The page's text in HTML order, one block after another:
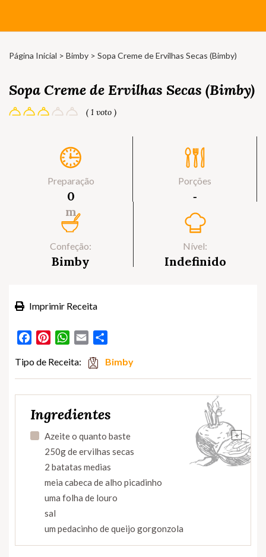
Página Inicial > Bimby > Sopa Creme de Ervilhas Secas (Bimby)
Sopa Creme de Ervilhas Secas (Bimby)
( 1 voto )
Preparação
0
m
Porções
‐
Confeção:
Bimby
Nível:
Indefinido
Imprimir Receita
FacebookPinterestWhatsApp
Email
Tipo de Receita: Bimby
Ingredientes
+
Azeite o quanto baste
250g de ervilhas secas
2 batatas medias
meia cabeca de alho picadinho
uma folha de louro
sal
um pedacinho de queijo gorgonzola